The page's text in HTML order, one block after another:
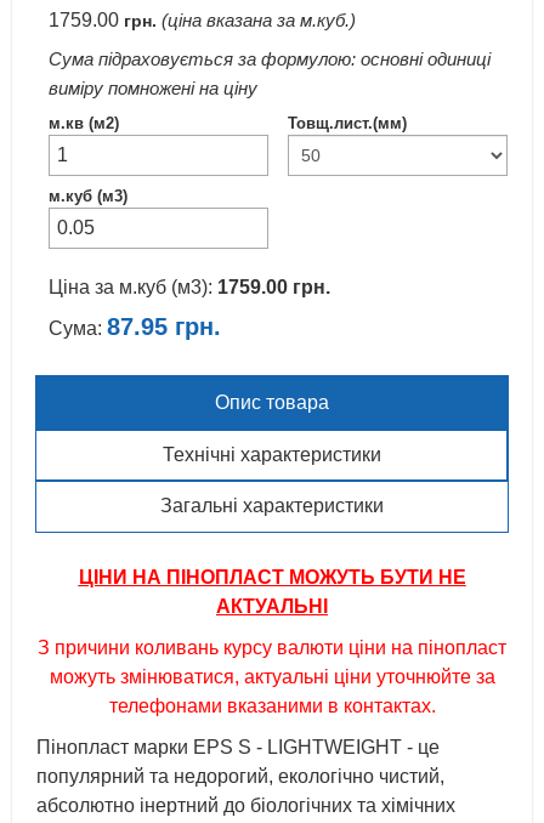
1759.00 грн. (ціна вказана за м.куб.)
Сума підраховується за формулою: основні одиниці
виміру помножені на ціну
м.кв (м2) Товщ.лист.(мм)
м.куб (м3)
Ціна за м.куб (м3): 1759.00 грн.
Сума: 87.95 грн.
Опис товара
Технічні характеристики
Загальні характеристики
ЦІНИ НА ПІНОПЛАСТ МОЖУТЬ БУТИ НЕ
АКТУАЛЬНІ
З причини коливань курсу валюти ціни на пінопласт
можуть змінюватися, актуальні ціни уточнюйте за
телефонами вказаними в контактах.
Пінопласт марки EPS S - LIGHTWEIGHT - це
популярний та недорогий, екологічно чистий,
абсолютно інертний до біологічних та хімічних